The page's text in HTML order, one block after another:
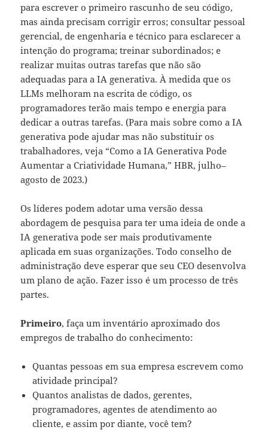
para escrever o primeiro rascunho de seu código,
mas ainda precisam corrigir erros; consultar pessoal
gerencial, de engenharia e técnico para esclarecer a
intenção do programa; treinar subordinados; e
realizar muitas outras tarefas que não são
adequadas para a IA generativa. À medida que os
LLMs melhoram na escrita de código, os
programadores terão mais tempo e energia para
dedicar a outras tarefas. (Para mais sobre como a IA
generativa pode ajudar mas não substituir os
trabalhadores, veja “Como a IA Generativa Pode
Aumentar a Criatividade Humana,” HBR, julho–
agosto de 2023.)
Os líderes podem adotar uma versão dessa
abordagem de pesquisa para ter uma ideia de onde a
IA generativa pode ser mais produtivamente
aplicada em suas organizações. Todo conselho de
administração deve esperar que seu CEO desenvolva
um plano de ação. Fazer isso é um processo de três
partes.
Primeiro, faça um inventário aproximado dos
empregos de trabalho do conhecimento:
Quantas pessoas em sua empresa escrevem como
atividade principal?
Quantos analistas de dados, gerentes,
programadores, agentes de atendimento ao
cliente, e assim por diante, você tem?